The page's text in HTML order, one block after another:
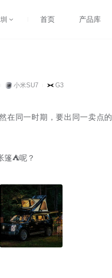
首页 产品库
小米SU7 G3
在同一时期，要出同一卖点
篷⛺呢？